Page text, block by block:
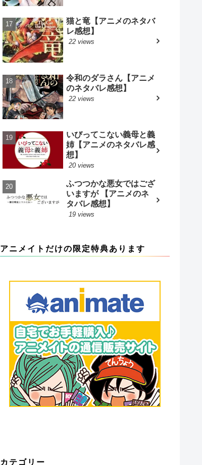
猫と竜【アニメのネタバ
レ感想】
22 views
令和のダラさん【アニメ
のネタバレ感想】
22 views
いびってこない義母と義
姉【アニメのネタバレ感
想】
20 views
ふつつかな悪女ではござ
いますが 【アニメのネ
タバレ感想】
19 views
アニメイトだけの限定特典あります
カテゴリー